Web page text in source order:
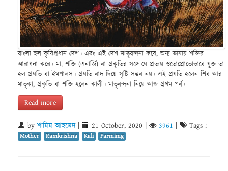
বাংলা হল কৃষিপ্রধান দেশ। এবং এই দেশ মাতৃবন্দনা করে, অন্য ভাষায় শক্তির
আরাধনা করে। মা, শক্তি (এনার্জি) বা প্রকৃতির সঙ্গে যে প্রত্যয় ওতোপ্রোতোভাবে যুক্ত তা
হল প্রযতি বা ইমপালস। প্রযতি বাদ দিয়ে সৃষ্টি সম্ভব নয়। এই প্রযতি হলেন শিব আর
মাতৃকা, প্রকৃতি বা শক্তি হলেন কালী। মাতৃবন্দনা নিয়ে আজ প্রথম পর্ব।
Read more
byশামিম আহমেদ| 21 October, 2020 3961 Tags :
Mother Ramkrishna Kali Farmimg